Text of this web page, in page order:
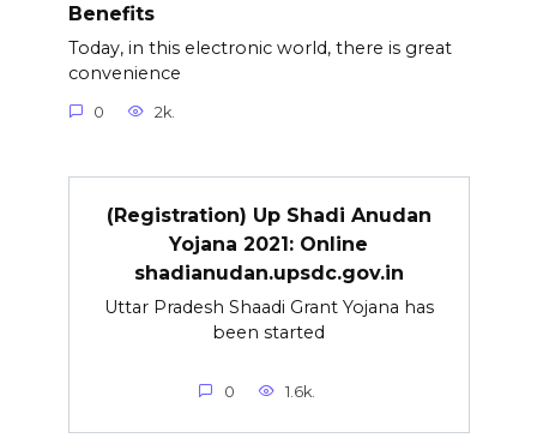
Benefits
Today, in this electronic world, there is great
convenience
0 2k.
(Registration) Up Shadi Anudan
Yojana 2021: Online
shadianudan.upsdc.gov.in
Uttar Pradesh Shaadi Grant Yojana has
been started
0 1.6k.